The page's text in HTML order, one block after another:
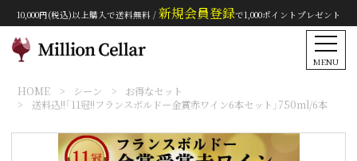
10,000円(税込)以上購入で送料無料 / 新規会員登録で1,000ポイントプレゼント
MENU
HOME シーン
お得なセット
送料込!!「11冠!!フランスボルドー金賞赤ワイン6本セット」750ml/6本